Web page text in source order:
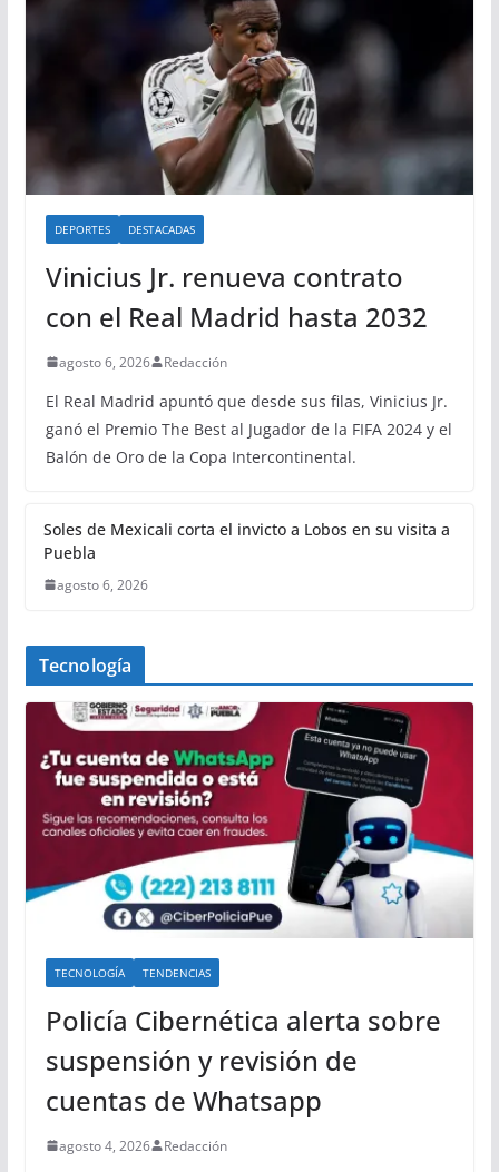
DEPORTES DESTACADAS
Vinicius Jr. renueva contrato
con el Real Madrid hasta 2032
agosto 6, 2026 Redacción
El Real Madrid apuntó que desde sus filas, Vinicius Jr.
ganó el Premio The Best al Jugador de la FIFA 2024 y el
Balón de Oro de la Copa Intercontinental.
Soles de Mexicali corta el invicto a Lobos en su visita a
Puebla
agosto 6, 2026
Tecnología
TECNOLOGÍA TENDENCIAS
Policía Cibernética alerta sobre
suspensión y revisión de
cuentas de Whatsapp
agosto 4, 2026 Redacción